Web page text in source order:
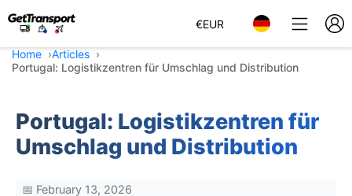
€EUR
Home
Articles
Portugal: Logistikzentren für Umschlag und Distribution
Portugal: Logistikzentren für
Umschlag und Distribution
📅 February 13, 2026